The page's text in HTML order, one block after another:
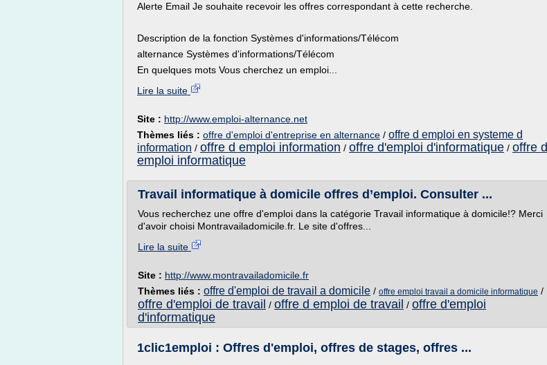
Alerte Email Je souhaite recevoir les offres correspondant à cette recherche.
Description de la fonction Systèmes d'informations/Télécom
alternance Systèmes d'informations/Télécom
En quelques mots Vous cherchez un emploi...
Lire la suite
Site : http://www.emploi-alternance.net
Thèmes liés : offre d'emploi d'entreprise en alternance / offre d emploi en systeme d
information / offre d emploi information / offre d'emploi d'informatique / offre d
emploi informatique
Travail informatique à domicile offres d’emploi. Consulter ...
Vous recherchez une offre d'emploi dans la catégorie Travail informatique à domicile!? Merci
d'avoir choisi Montravailadomicile.fr. Le site d'offres...
Lire la suite
Site : http://www.montravailadomicile.fr
Thèmes liés : offre d'emploi de travail a domicile / offre emploi travail a domicile informatique /
offre d'emploi de travail / offre d emploi de travail / offre d'emploi
d'informatique
1clic1emploi : Offres d'emploi, offres de stages, offres ...